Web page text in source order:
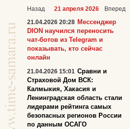
Назад 21 апреля 2026
Вперед
21.04.2026 20:28 Мессенджер
DION научился переносить
чат-ботов из Telegram и
показывать, кто сейчас
онлайн
21.04.2026 15:01 Сравни и
Страховой Дом ВСК:
Калмыкия, Хакасия и
Ленинградская область стали
лидерами рейтинга самых
безопасных регионов России
по данным ОСАГО